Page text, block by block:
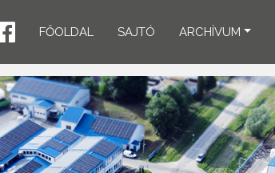
FŐOLDAL SAJTÓ ARCHÍVUM